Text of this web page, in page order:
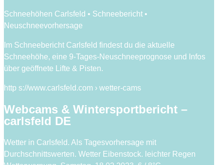
Schneehöhen Carlsfeld • Schneebericht •
Neuschneevorhersage
Im Schneebericht Carlsfeld findest du die aktuelle
Schneehöhe, eine 9-Tages-Neuschneeprognose und Infos
über geöffnete Lifte & Pisten.
http s://www.carlsfeld.com › wetter-cams
Webcams & Wintersportbericht –
carlsfeld DE
Wetter in Carlsfeld. Als Tagesvorhersage mit
Durchschnittswerten. Wetter Eibenstock. leichter Regen